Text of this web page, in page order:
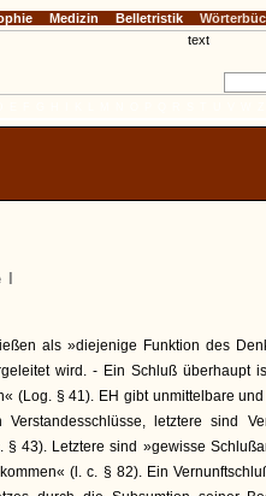
als »diejenige Funktion des
wird. - Ein Schluß überhaupt
(Log. § 41). EH gibt unmittelbare
letztere sind
§ 43). Letztere sind »gewisse
(l. c. § 82). Ein
Medizin Belletristik